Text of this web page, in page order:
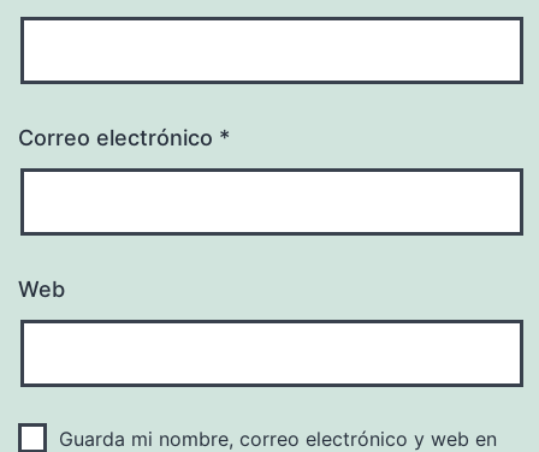
Correo electrónico *
Web
Guarda mi nombre, correo electrónico y web en